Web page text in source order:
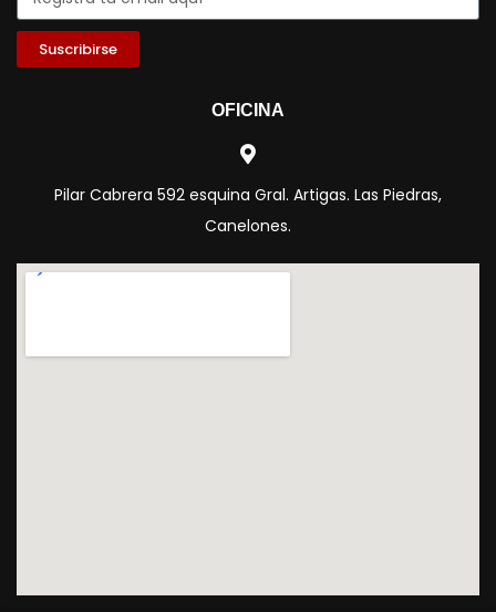
Suscribirse
OFICINA
Pilar Cabrera 592 esquina Gral. Artigas. Las Piedras,
Canelones.